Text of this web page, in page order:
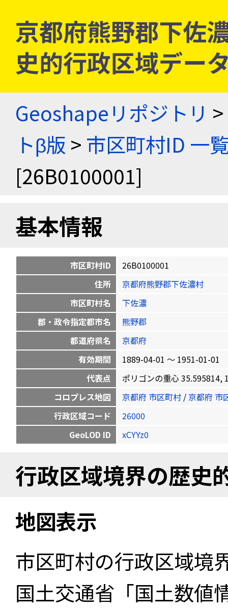
京都府熊野郡下佐
史的行政区域デー
Geoshapeリポジトリ >
トβ版 > 市区町村ID 一
[26B0100001]
基本情報
市区町村ID
26B0100001
住所
京都府熊野郡下佐濃村
市区町村名
下佐濃
郡・政令指定都市名
熊野郡
都道府県名
京都府
有効期間
1889-04-01 〜 1951-01-01
代表点
ポリゴンの重心 35.595814,
コロプレス地図
京都府 市区町村 /京都府 市
行政区域コード
26000
GeoLOD ID
xCYYz0
行政区域境界の歴史
地図表示
市区町村の行政区域境
国土交通省「国土数値